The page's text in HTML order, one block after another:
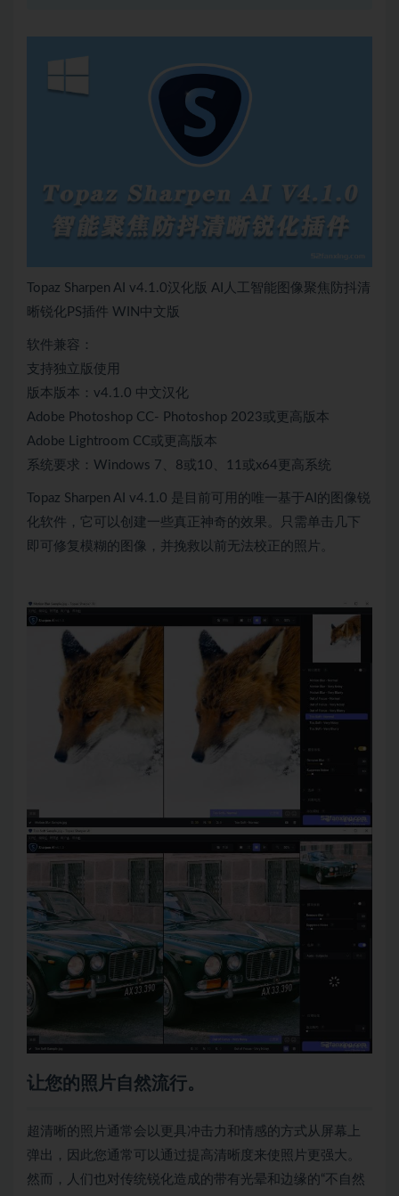
Topaz Sharpen AI v4.1.0汉化版 AI人工智能图像聚焦防抖清
晰锐化PS插件 WIN中文版
软件兼容：
支持独立版使用
版本版本：v4.1.0 中文汉化
Adobe Photoshop CC- Photoshop 2023或更高版本
Adobe Lightroom CC或更高版本
系统要求：Windows 7、8或10、11或x64更高系统
Topaz Sharpen AI v4.1.0 是目前可用的唯一基于AI的图像锐
化软件，它可以创建一些真正神奇的效果。只需单击几下
即可修复模糊的图像，并挽救以前无法校正的照片。
让您的照片自然流行。
超清晰的照片通常会以更具冲击力和情感的方式从屏幕上
弹出，因此您通常可以通过提高清晰度来使照片更强大。
然而，人们也对传统锐化造成的带有光晕和边缘的“不自然